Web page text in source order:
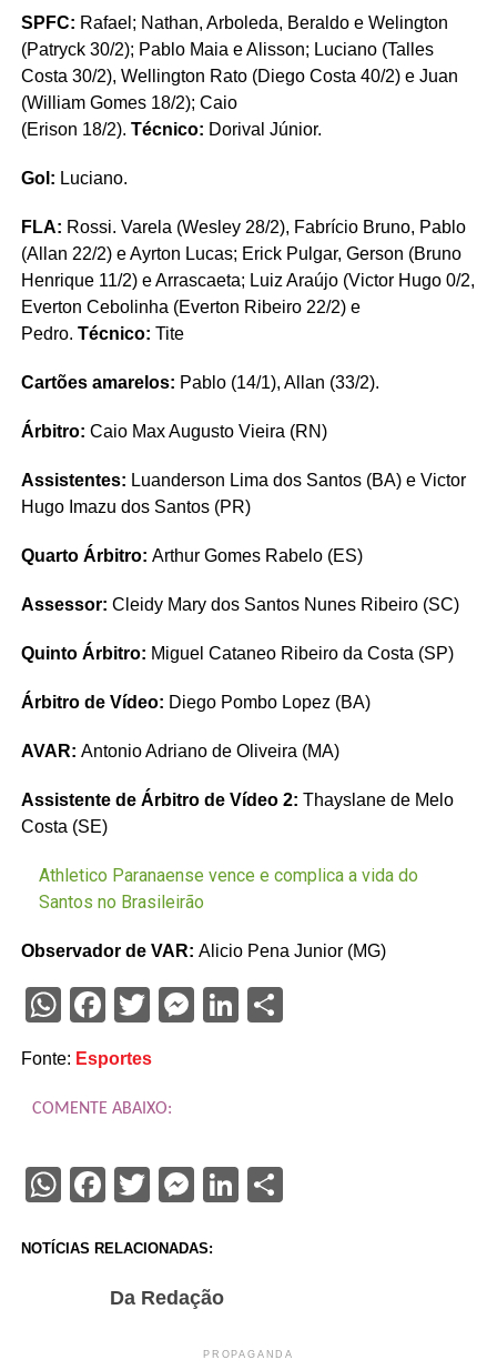
SPFC: Rafael; Nathan, Arboleda, Beraldo e Welington
(Patryck 30/2); Pablo Maia e Alisson; Luciano (Talles
Costa 30/2), Wellington Rato (Diego Costa 40/2) e Juan
(William Gomes 18/2); Caio
(Erison 18/2). Técnico: Dorival Júnior.
Gol: Luciano.
FLA: Rossi. Varela (Wesley 28/2), Fabrício Bruno, Pablo
(Allan 22/2) e Ayrton Lucas; Erick Pulgar, Gerson (Bruno
Henrique 11/2) e Arrascaeta; Luiz Araújo (Victor Hugo 0/2,
Everton Cebolinha (Everton Ribeiro 22/2) e
Pedro. Técnico: Tite
Cartões amarelos: Pablo (14/1), Allan (33/2).
Árbitro: Caio Max Augusto Vieira (RN)
Assistentes: Luanderson Lima dos Santos (BA) e Victor
Hugo Imazu dos Santos (PR)
Quarto Árbitro: Arthur Gomes Rabelo (ES)
Assessor: Cleidy Mary dos Santos Nunes Ribeiro (SC)
Quinto Árbitro: Miguel Cataneo Ribeiro da Costa (SP)
Árbitro de Vídeo: Diego Pombo Lopez (BA)
AVAR: Antonio Adriano de Oliveira (MA)
Assistente de Árbitro de Vídeo 2: Thayslane de Melo
Costa (SE)
Athletico Paranaense vence e complica a vida do
Santos no Brasileirão
Observador de VAR: Alicio Pena Junior (MG)
WhatsApp
Facebook
Twitter
Messenger
LinkedIn
Share
Fonte: Esportes
COMENTE ABAIXO:
WhatsApp
Facebook
Twitter
Messenger
LinkedIn
Share
NOTÍCIAS RELACIONADAS:
Da Redação
PROPAGANDA